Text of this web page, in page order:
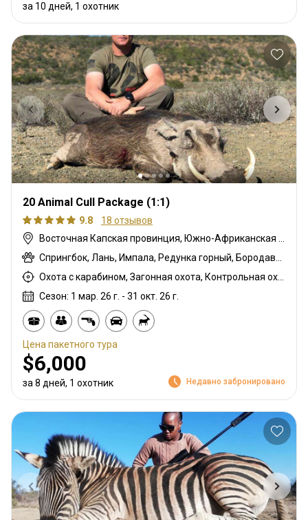
за 10 дней, 1 охотник
20 Animal Cull Package (1:1)
9.8
18 отзывов
Восточная Капская провинция, Южно-Африканская Республика
Спрингбок, Лань, Импала, Редунка горный, Бородавочник
Охота с карабином, Загонная охота, Контрольная охота, Охота с подхода
Сезон: 1 мар. 26 г. - 31 окт. 26 г.
Цена пакетного тура
$6,000
за 8 дней, 1 охотник Недавно забронировано